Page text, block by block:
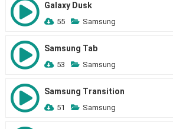
Galaxy Dusk
55 Samsung
Samsung Tab
53 Samsung
Samsung Transition
51 Samsung